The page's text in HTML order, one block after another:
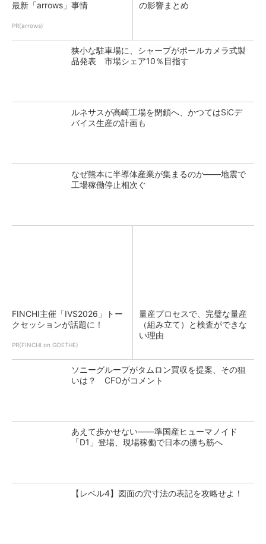
最新「arrows」事情
PR(arrows)
の影響まとめ
狭小な駐車場に、シャープがポールカメラ式製
品発表 市場シェア10％目指す
ルネサスが高崎工場を閉鎖へ、かつてはSiCデ
バイス生産の計画も
なぜ熊本に半導体産業が集まるのか――地震で
工場稼働停止相次ぐ
FINCHI主催「IVS2026」トー
クセッションが話題に！
PR(FINCHI on GOETHE)
量産プロセスで、完璧な量産
（組み立て）と検査ができな
い理由
ソニーグループがタムロン買収を提案、その狙
いは？ CFOがコメント
あえて歩かせない――準国産ヒューマノイド
「D1」登場、現場稼働で日本の勝ち筋へ
【レベル4】図面の穴寸法の表記を攻略せよ！